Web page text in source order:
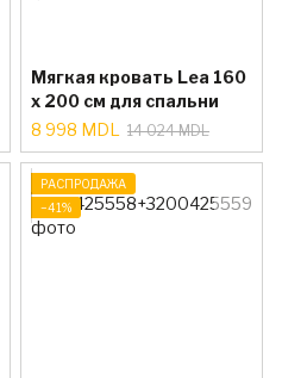
Мягкая кровать Lea 160
x 200 см для спальни
8 998 MDL
14 024 MDL
РАСПРОДАЖА
−41%